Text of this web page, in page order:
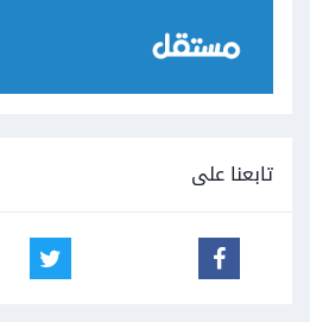
تابعنا على